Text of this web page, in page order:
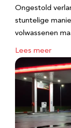
Ongestold
stuntelige
volwassenen
Lees meer